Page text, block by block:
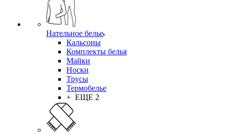
Нательное белье
Кальсоны
Комплекты белья
Майки
Носки
Трусы
Термобелье
+ ЕЩЕ 2